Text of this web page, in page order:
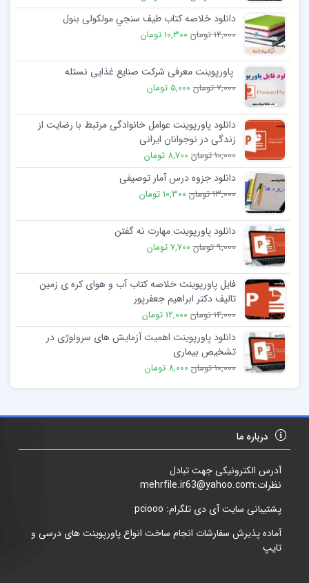
دانلود خلاصه کتاب طيف سنجي مولکولی بنول
12,000 تومان 10,300 تومان
پاورپوینت معرفی شرکت صنایع غذایی نستله
7,000 تومان 5,000 تومان
دانلود پاورپوینت عوامل خانوادگی مرتبط با رضایت از
زندگی در نوجوانان ایرانی
10,000 تومان 8,700 تومان
دانلود جزوه درس آمار توصیفی
13,000 تومان 10,300 تومان
دانلود پاورپوینت مهارت نه گفتن
9,000 تومان 7,700 تومان
فایل پاورپوینت خلاصه کتاب آب و هوای کره ی زمین
تالیف دکتر ابراهیم جعفرپور
14,000 تومان 12,000 تومان
دانلود پاورپوینت اهمیت آزمایش های سرولوژی در
تشخیص بیماری
10,000 تومان 8,000 تومان
درباره ما
آدرس الکترونیکی جهت تبادل
نظرات:mehrfile.ir63@yahoo.com
پشتیبانی سایت آی دی تلگرام: pciooo
آماده پذیرش سفارشات انجام ساخت انواع پاورپوینت های درسی و
تایپ